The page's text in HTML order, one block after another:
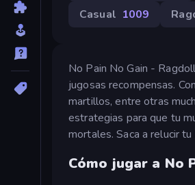
Casual 1009
No Pain No Gain -
jugosas recompensas.
martillos, entre otras
estrategias para que tu
mortales. Saca a relucir
Cómo jugar a No